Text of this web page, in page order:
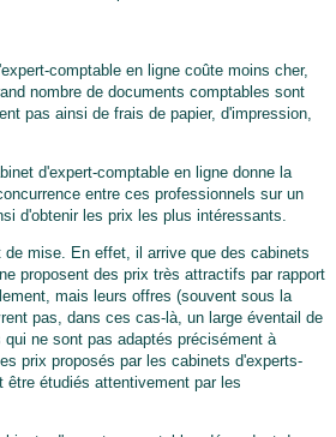
comptable en ligne coûte moins cher,
nombre de documents comptables sont
pas ainsi de frais de papier, d'impression,
d'expert-comptable en ligne donne la
entre ces professionnels sur un
d'obtenir les prix les plus intéressants.
mise. En effet, il arrive que des cabinets
proposent des prix très attractifs par rapport
mais leurs offres (souvent sous la
pas, dans ces cas-là, un large éventail de
ne sont pas adaptés précisément à
prix proposés par les cabinets d'experts-
être étudiés attentivement par les